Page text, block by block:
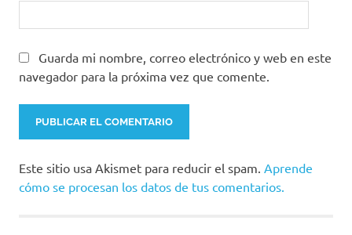
Guarda mi nombre, correo electrónico y web en este
navegador para la próxima vez que comente.
Este sitio usa Akismet para reducir el spam. Aprende
cómo se procesan los datos de tus comentarios.